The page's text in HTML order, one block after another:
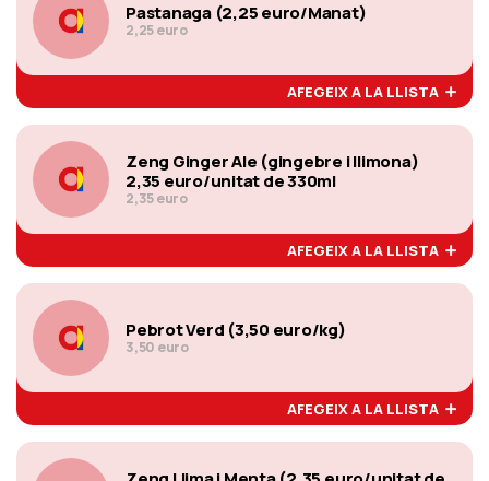
Pastanaga (2,25 euro/Manat)
2,25 euro
AFEGEIX A LA LLISTA
Zeng Ginger Ale (gingebre i llimona)
2,35 euro/unitat de 330ml
2,35 euro
AFEGEIX A LA LLISTA
Pebrot Verd (3,50 euro/kg)
3,50 euro
AFEGEIX A LA LLISTA